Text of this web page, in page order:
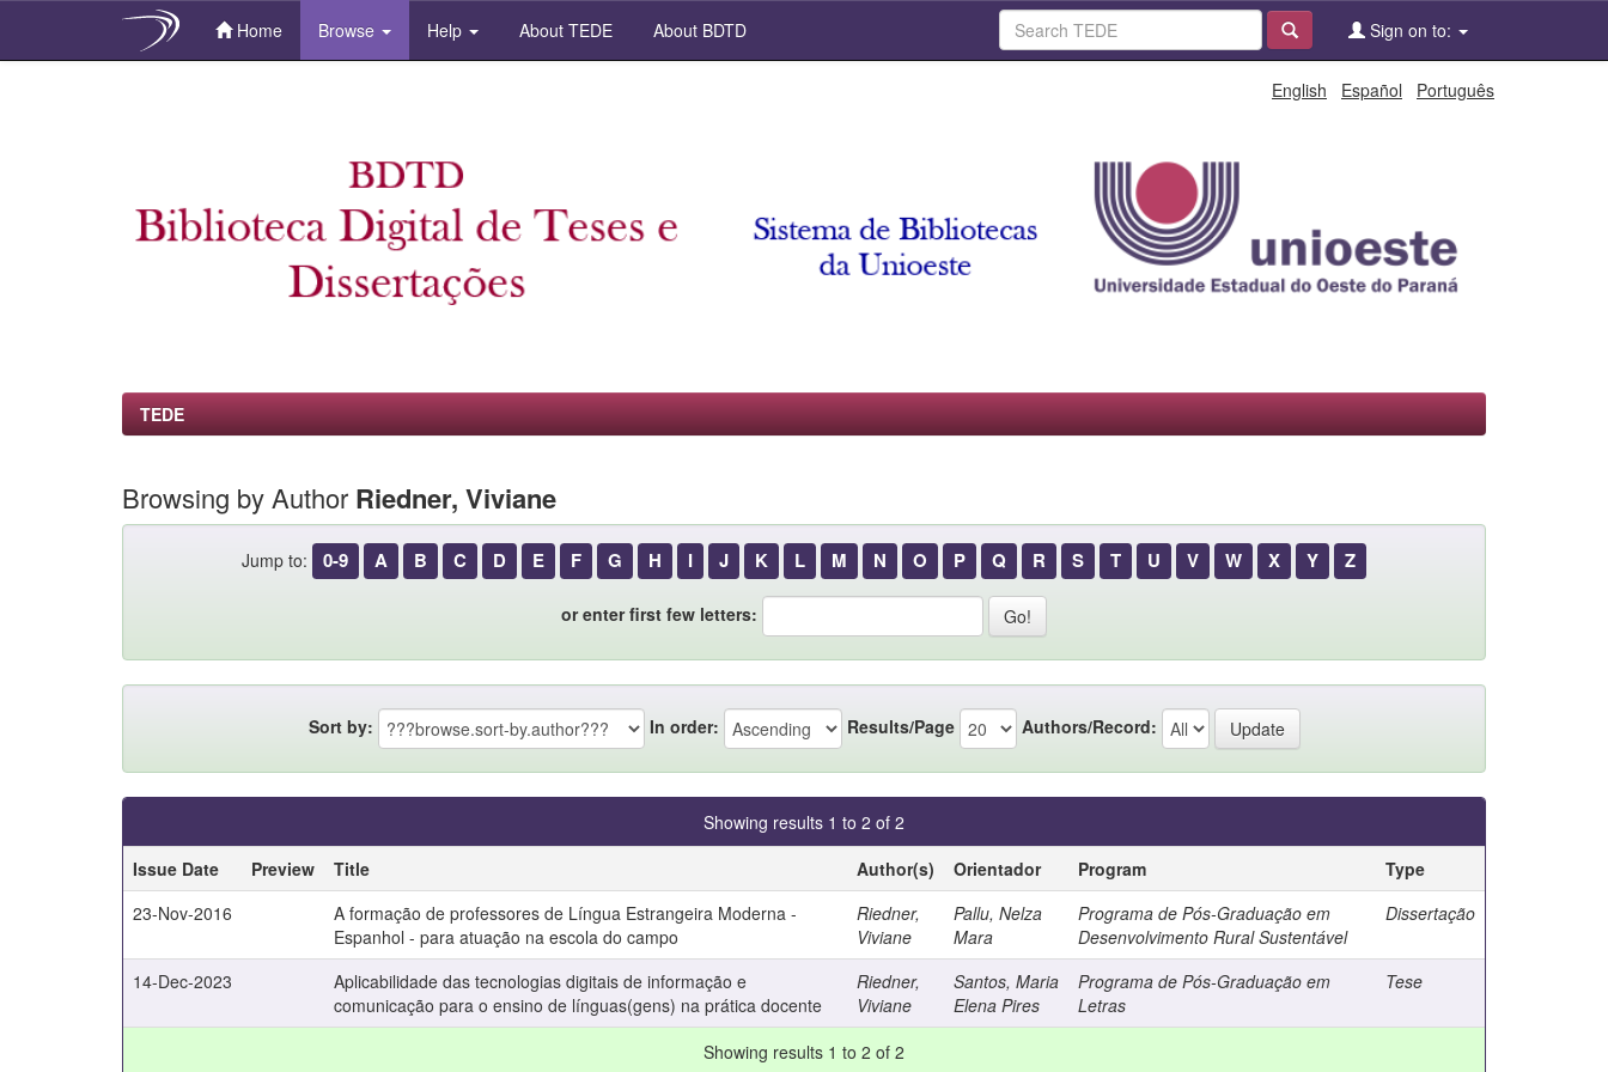
Home Browse Help About TEDE About BDTD Sign on to:
English Español Português
TEDE
Browsing by Author Riedner, Viviane
Jump to: 0-9 A B C D E F G H I J K L M N O P Q R S T U V W X Y Z
or enter first few letters:
Sort by: In order: Results/Page Authors/Record:
Showing results 1 to 2 of 2
Issue Date
Preview Title Author(s) Orientador Program
Type
23-Nov-2016
A formação de professores de Língua Estrangeira Moderna -
Espanhol - para atuação na escola do campo
Riedner,
Viviane
Pallu, Nelza
Mara
Programa de Pós-Graduação em
Desenvolvimento Rural Sustentável
Dissertação
14-Dec-2023
Aplicabilidade das tecnologias digitais de informação e
comunicação para o ensino de línguas(gens) na prática docente
Riedner,
Viviane
Santos, Maria
Elena Pires
Programa de Pós-Graduação em
Letras
Tese
Showing results 1 to 2 of 2